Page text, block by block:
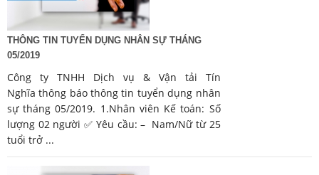
THÔNG TIN TUYỂN DỤNG NHÂN SỰ THÁNG
05/2019
Công ty TNHH Dịch vụ & Vận tải Tín
Nghĩa thông báo thông tin tuyển dụng nhân
sự tháng 05/2019. 1.Nhân viên Kế toán: Số
lượng 02 người ✅ Yêu cầu: – Nam/Nữ từ 25
tuổi trở ...